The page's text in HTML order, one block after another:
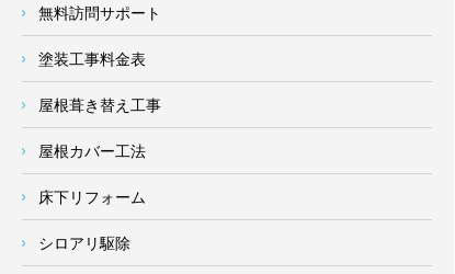
無料訪問サポート
塗装工事料金表
屋根葺き替え工事
屋根カバー工法
床下リフォーム
シロアリ駆除